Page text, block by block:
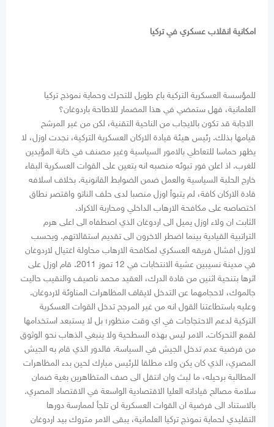
امكانية انقلاب عسكري في تركيا
للمؤسسة العسكرية التركية باع طويل للتحرك وحماية نموذج تركيا
العلمانية، فهل ستمضي في هذا المضمار للاطاحة باردوغان؟
الاجابة قد تكون بالايجاب من الناحية التقنية، لكن من غير المرشح
قيامها بذلك. رئيس هيئة قيادة الاركان العسكرية التركية، نجدت اوزل، لا
يظهر حماسا للتعاطي بالامور السياسية وغير مصنف في خانة المؤيدين
للغرب. اذ اعلن فور تبوئه منصبه انه يتعين على القوات العسكرية البقاء
خارج الحلبة السياسية والعمل ضمن الضوابط القانونية. بخلاف اسلافه
قادة الاركان كافة، لم يتبوأ اوزل منصبا لدى حلف الناتو واقتصر نطاق
اختصاصه على مكافحة الارهاب الداخلي ومحاربة الاكراد.
الثابت ان ولاء اوزل يميل الى اردوغان الذي اصطفاه الى اعلى هرم
التراتبية القيادية بينما اضطر الاخرون الى تقديم استقالاتهم. ويحسب
لاوزل افشال فريقه العسكري لمكافحة الارهاب محاولة اغتيال لاردوغان
في مدينة نسيبين عشية الانتخابات في 12 تموز 2011. قام اوزل على
اثرها بتنحية اثنين من قادة الدرك، العقيد محمد ناصيف والنقيب حاليت
جالموك، لاحجامهما عن التدخل لايقاف المظاهرات المناوئة لاردوغان.
وعليه باستطاعتنا القول انه من غير المرجح تدخل القوات العسكرية
التركية لدعم الاحتجاجات في اي وقت منظور؛ بل لا يستبعد استخدامها
لقمع التحركات. الامر ليس بهذه السطحية ولا ينبغي الذهاب نحو الوثوق
من فرضية عدم تدخل الجيش في السياسة. فالدور الذي قام به الجيش
المصري، الذي كان يكن ولاء مطلقا للرئيس مبارك لحين بدء المظاهرات
المطالبة برحيله، ما لبث وان انتقل الى صف المتظاهرين بغية ضمان
سلامة مصالح قياداته العليا الاقتصادية الواسعة في الاقتصاد المصري.
بالاستناد الى فرضية ان القوات العسكرية لن تلجأ لممارسة دورها
التقليدي لحماية نموذج تركيا العلمانية، يبقى الامر متروك بيد اردوغان